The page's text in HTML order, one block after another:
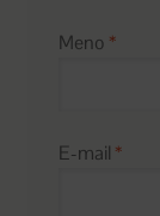
Meno *
E-mail *